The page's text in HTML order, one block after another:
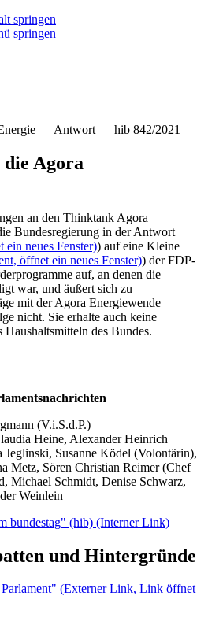
springen
springen
— Antwort — hib 842/2021
die Agora
an den Thinktank Agora
Bundesregierung in der Antwort
neues Fenster)) auf eine Kleine
öffnet ein neues Fenster)) der FDP-
auf, an denen die
war, und äußert sich zu
mit der Agora Energiewende
nicht. Sie erhalte auch keine
des Bundes.
(V.i.S.d.P.)
Heine, Alexander Heinrich
Jeglinski, Susanne Ködel (Volontärin),
Metz, Sören Christian Reimer (Chef
Michael Schmidt, Denise Schwarz,
Weinlein
bundestag" (hib) (Interner Link)
und Hintergründe
(Externer Link, Link öffnet